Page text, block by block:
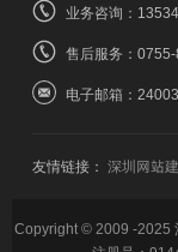
业务咨询：
售后服务：
电子邮箱：
友情链接：深圳网站
Copyright © 2009 -2025